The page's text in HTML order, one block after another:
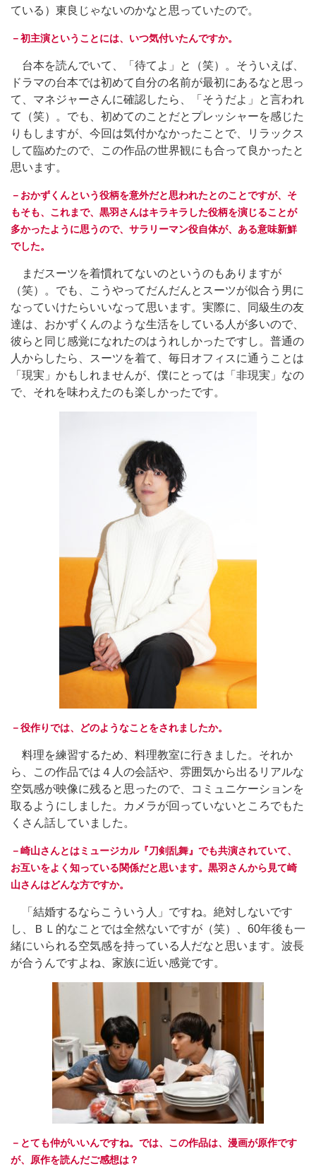
ている）東良じゃないのかなと思っていたので。
－初主演ということには、いつ気付いたんですか。
台本を読んでいて、「待てよ」と（笑）。そういえば、
ドラマの台本では初めて自分の名前が最初にあるなと思っ
て、マネジャーさんに確認したら、「そうだよ」と言われ
て（笑）。でも、初めてのことだとプレッシャーを感じた
りもしますが、今回は気付かなかったことで、リラックス
して臨めたので、この作品の世界観にも合って良かったと
思います。
－おかずくんという役柄を意外だと思われたとのことですが、そ
もそも、これまで、黒羽さんはキラキラした役柄を演じることが
多かったように思うので、サラリーマン役自体が、ある意味新鮮
でした。
まだスーツを着慣れてないのというのもありますが
（笑）。でも、こうやってだんだんとスーツが似合う男に
なっていけたらいいなって思います。実際に、同級生の友
達は、おかずくんのような生活をしている人が多いので、
彼らと同じ感覚になれたのはうれしかったですし。普通の
人からしたら、スーツを着て、毎日オフィスに通うことは
「現実」かもしれませんが、僕にとっては「非現実」なの
で、それを味わえたのも楽しかったです。
－役作りでは、どのようなことをされましたか。
料理を練習するため、料理教室に行きました。それか
ら、この作品では４人の会話や、雰囲気から出るリアルな
空気感が映像に残ると思ったので、コミュニケーションを
取るようにしました。カメラが回っていないところでもた
くさん話していました。
－崎山さんとはミュージカル『刀剣乱舞』でも共演されていて、
お互いをよく知っている関係だと思います。黒羽さんから見て崎
山さんはどんな方ですか。
「結婚するならこういう人」ですね。絶対しないです
し、ＢＬ的なことでは全然ないですが（笑）、60年後も一
緒にいられる空気感を持っている人だなと思います。波長
が合うんですよね、家族に近い感覚です。
－とても仲がいいんですね。では、この作品は、漫画が原作です
が、原作を読んだご感想は？